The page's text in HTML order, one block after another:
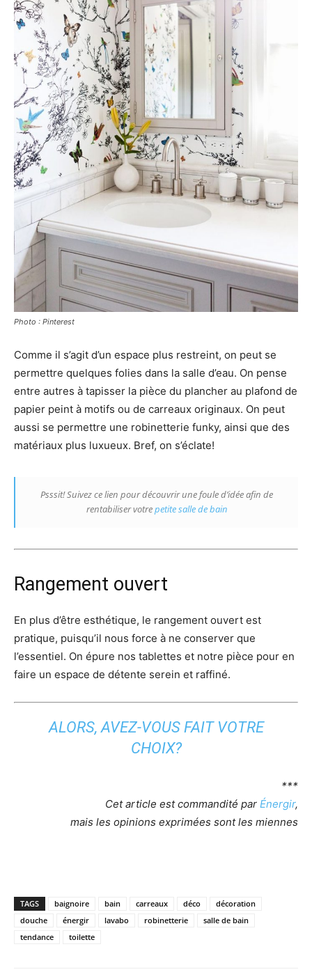
Photo : Pinterest
Comme il s’agit d’un espace plus restreint, on peut se
permettre quelques folies dans la salle d’eau. On pense
entre autres à tapisser la pièce du plancher au plafond de
papier peint à motifs ou de carreaux originaux. On peut
aussi se permettre une robinetterie funky, ainsi que des
matériaux plus luxueux. Bref, on s’éclate!
Psssit! Suivez ce lien pour découvrir une foule d’idée afin de
rentabiliser votrepetite salle de bain
Rangement ouvert
En plus d’être esthétique, le rangement ouvert est
pratique, puisqu’il nous force à ne conserver que
l’essentiel. On épure nos tablettes et notre pièce pour en
faire un espace de détente serein et raffiné.
ALORS, AVEZ-VOUS FAIT VOTRE
CHOIX?
***
Cet article est commandité par Énergir,
mais les opinions exprimées sont les miennes
TAGS baignoire bain carreaux déco
décoration
douche
énergir lavabo robinetterie
salle de bain
tendance
toilette